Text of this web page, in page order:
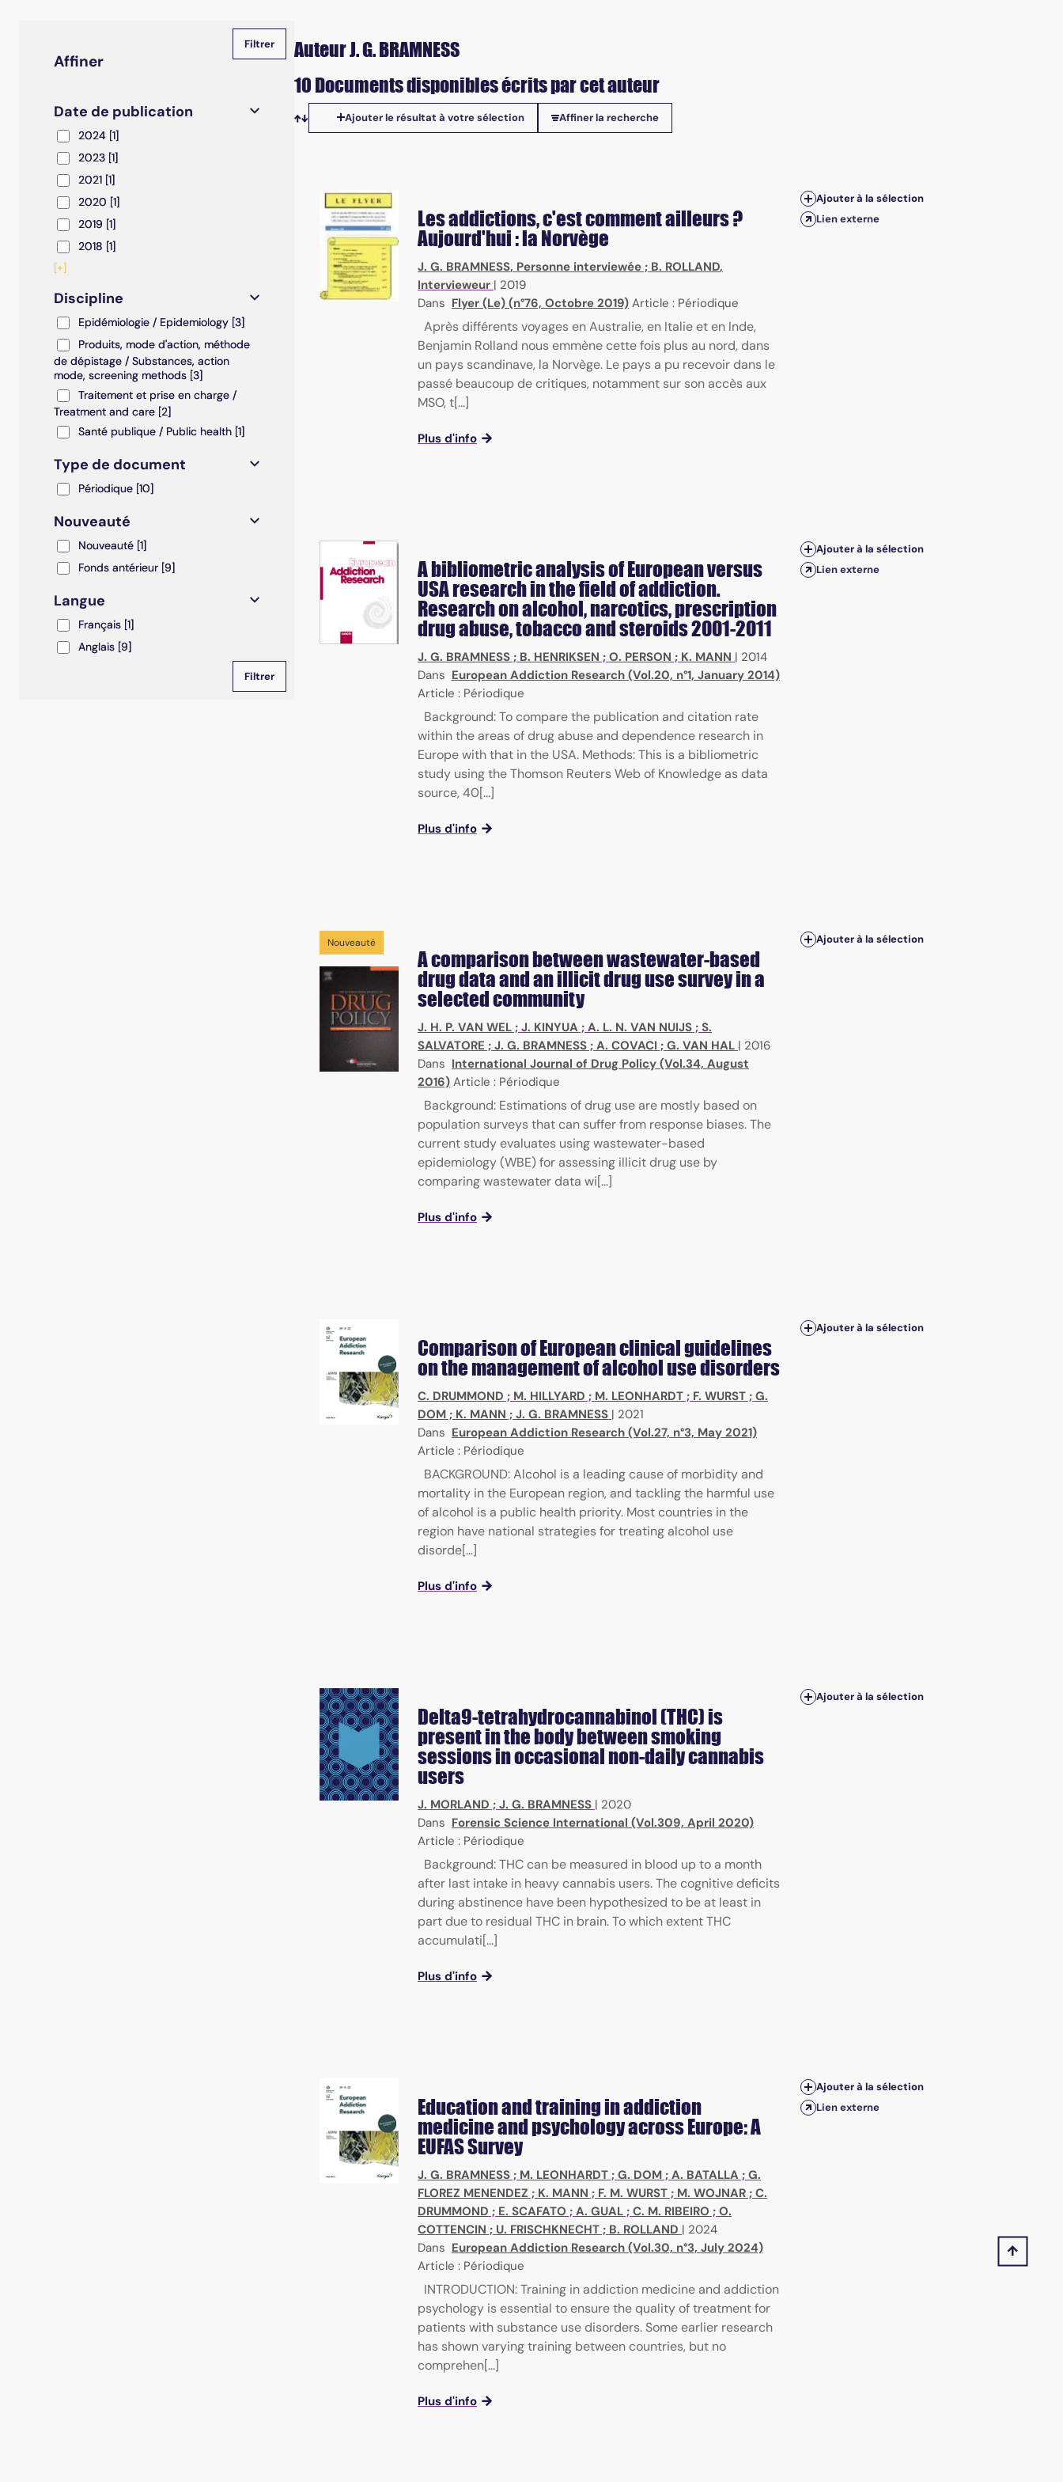
Affiner
Date de publication
20242024 [1]
20232023 [1]
20212021 [1]
20202020 [1]
20192019 [1]
20182018 [1]
[+]
Discipline
Epidémiologie / Epidemiology
Epidémiologie / Epidemiology [3]
Produits, mode d'action, méthode de dépistage / Substances, action mode, screening methods
Produits, mode d'action, méthode
de dépistage / Substances, action
mode, screening methods [3]
Traitement et prise en charge / Treatment and care
Traitement et prise en charge /
Treatment and care [2]
Santé publique / Public health
Santé publique / Public health [1]
Type de document
Périodique
Périodique [10]
Nouveauté
Nouveauté
Nouveauté [1]
Fonds antérieur
Fonds antérieur [9]
Langue
Français
Français [1]
AnglaisAnglais [9]
Auteur J. G. BRAMNESS
10 Documents disponibles écrits par cet auteur
Tris disponibles
Ajouter le résultat à votre sélection Affiner la recherche
Les addictions, c'est comment ailleurs ?
Aujourd'hui : la Norvège
J. G. BRAMNESS, Personne interviewée ; B. ROLLAND,
Intervieweur | 2019
Dans Flyer (Le) (n°76, Octobre 2019) Article : Périodique
Après différents voyages en Australie, en Italie et en Inde,
Benjamin Rolland nous emmène cette fois plus au nord, dans
un pays scandinave, la Norvège. Le pays a pu recevoir dans le
passé beaucoup de critiques, notamment sur son accès aux
MSO, t[...]
Plus d'info
Ajouter à la sélection
Lien externe
A bibliometric analysis of European versus
USA research in the field of addiction.
Research on alcohol, narcotics, prescription
drug abuse, tobacco and steroids 2001-2011
J. G. BRAMNESS ; B. HENRIKSEN ; O. PERSON ; K. MANN | 2014
Dans European Addiction Research (Vol.20, n°1, January 2014)
Article : Périodique
Background: To compare the publication and citation rate
within the areas of drug abuse and dependence research in
Europe with that in the USA. Methods: This is a bibliometric
study using the Thomson Reuters Web of Knowledge as data
source, 40[...]
Plus d'info
Ajouter à la sélection
Lien externe
Nouveauté
A comparison between wastewater-based
drug data and an illicit drug use survey in a
selected community
J. H. P. VAN WEL ; J. KINYUA ; A. L. N. VAN NUIJS ; S.
SALVATORE ; J. G. BRAMNESS ; A. COVACI ; G. VAN HAL | 2016
Dans International Journal of Drug Policy (Vol.34, August
2016) Article : Périodique
Background: Estimations of drug use are mostly based on
population surveys that can suffer from response biases. The
current study evaluates using wastewater-based
epidemiology (WBE) for assessing illicit drug use by
comparing wastewater data wi[...]
Plus d'info
Ajouter à la sélection
Comparison of European clinical guidelines
on the management of alcohol use disorders
C. DRUMMOND ; M. HILLYARD ; M. LEONHARDT ; F. WURST ; G.
DOM ; K. MANN ; J. G. BRAMNESS | 2021
Dans European Addiction Research (Vol.27, n°3, May 2021)
Article : Périodique
BACKGROUND: Alcohol is a leading cause of morbidity and
mortality in the European region, and tackling the harmful use
of alcohol is a public health priority. Most countries in the
region have national strategies for treating alcohol use
disorde[...]
Plus d'info
Ajouter à la sélection
Delta9-tetrahydrocannabinol (THC) is
present in the body between smoking
sessions in occasional non-daily cannabis
users
J. MORLAND ; J. G. BRAMNESS | 2020
Dans Forensic Science International (Vol.309, April 2020)
Article : Périodique
Background: THC can be measured in blood up to a month
after last intake in heavy cannabis users. The cognitive deficits
during abstinence have been hypothesized to be at least in
part due to residual THC in brain. To which extent THC
accumulati[...]
Plus d'info
Ajouter à la sélection
Education and training in addiction
medicine and psychology across Europe: A
EUFAS Survey
J. G. BRAMNESS ; M. LEONHARDT ; G. DOM ; A. BATALLA ; G.
FLOREZ MENENDEZ ; K. MANN ; F. M. WURST ; M. WOJNAR ; C.
DRUMMOND ; E. SCAFATO ; A. GUAL ; C. M. RIBEIRO ; O.
COTTENCIN ; U. FRISCHKNECHT ; B. ROLLAND | 2024
Dans European Addiction Research (Vol.30, n°3, July 2024)
Article : Périodique
INTRODUCTION: Training in addiction medicine and addiction
psychology is essential to ensure the quality of treatment for
patients with substance use disorders. Some earlier research
has shown varying training between countries, but no
comprehen[...]
Plus d'info
Ajouter à la sélection
Lien externe